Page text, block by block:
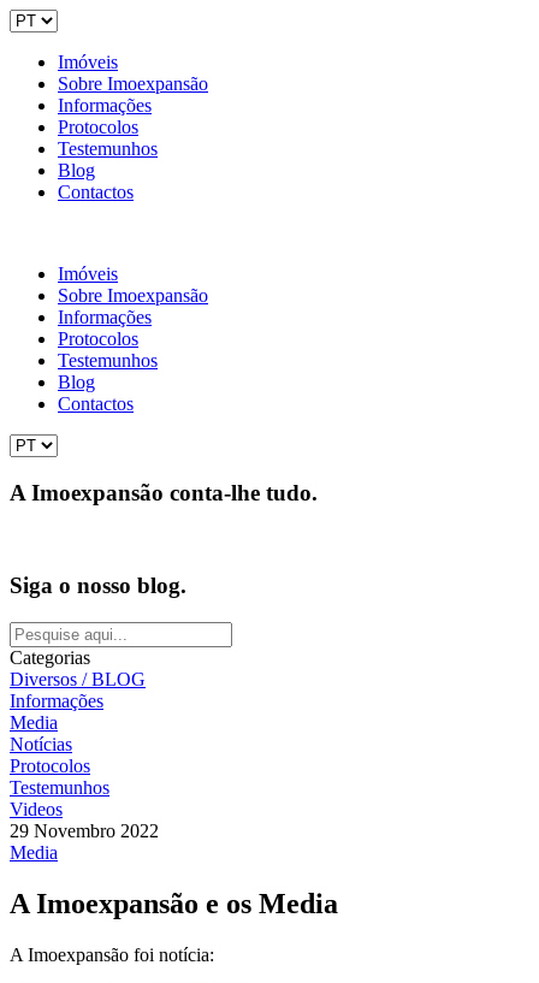
Imóveis
Sobre Imoexpansão
Informações
Protocolos
Testemunhos
Blog
Contactos
Imóveis
Sobre Imoexpansão
Informações
Protocolos
Testemunhos
Blog
Contactos
A Imoexpansão conta-lhe tudo.
Siga o nosso blog.
Categorias
Diversos / BLOG
Informações
Media
Notícias
Protocolos
Testemunhos
Videos
29 Novembro 2022
Media
A Imoexpansão e os Media
A Imoexpansão foi notícia: